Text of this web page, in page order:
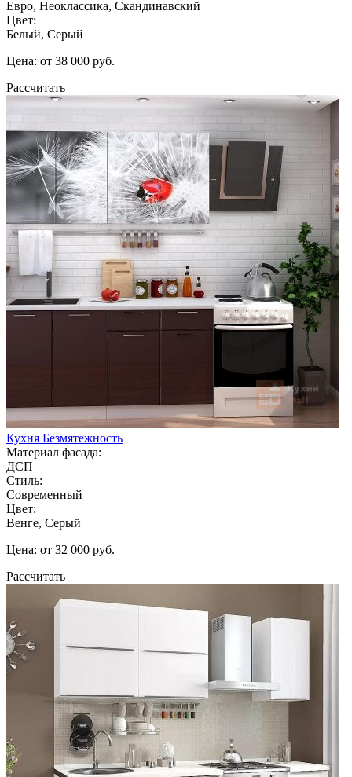
Евро, Неоклассика, Скандинавский
Цвет:
Белый, Серый
Цена: от 38 000 руб.
Рассчитать
Кухня Безмятежность
Материал фасада:
ДСП
Стиль:
Современный
Цвет:
Венге, Серый
Цена: от 32 000 руб.
Рассчитать